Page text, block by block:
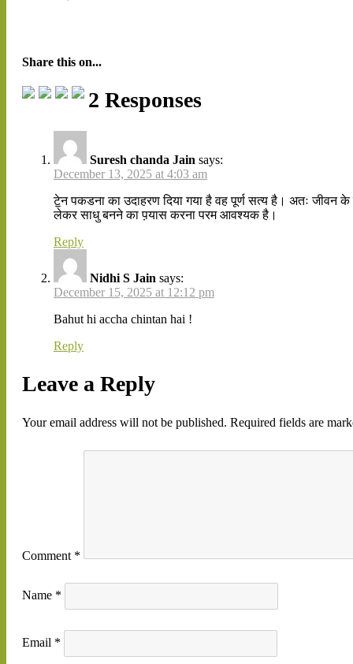
Share this on...
2 Responses
Suresh chanda Jain says:
December 13, 2025 at 4:03 am
टेॖन पकडना का उदाहरण दिया गया है वह पूर्ण सत्य है। अतः जीवन
लेकर साधु बनने का प़यास करना परम आवश्यक है।
Reply
Nidhi S Jain says:
December 15, 2025 at 12:12 pm
Bahut hi accha chintan hai !
Reply
Leave a Reply
Your email address will not be published. Required fields are
Comment *
Name *
Email *